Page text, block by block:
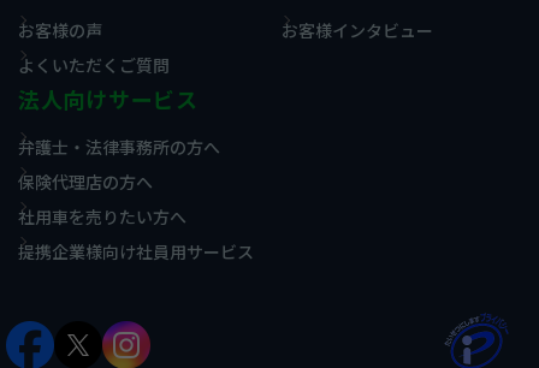
お客様の声
お客様インタビュー
よくいただくご質問
法人向けサービス
弁護士・法律事務所の方へ
保険代理店の方へ
社用車を売りたい方へ
提携企業様向け社員用サービス